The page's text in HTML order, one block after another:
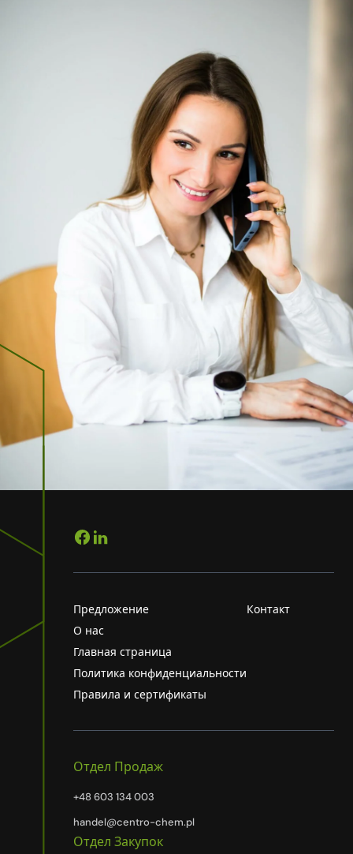
Предложение
О нас
Главная страница
Политика конфиденциальности
Правила и сертификаты
Контакт
Отдел Продаж
+48 603 134 003
handel@centro-chem.pl
Отдел Закупок